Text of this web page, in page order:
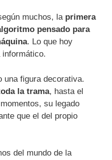
muchos, la primera
pensado para
. Lo que hoy
informático.
una figura decorativa.
la trama, hasta el
su legado
que el del propio
del mundo de la